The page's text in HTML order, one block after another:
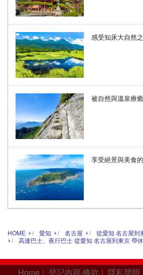
感受知床大自然
被自然與溫泉療
享受絕景與美食
HOME 愛知 名古屋
從愛知 名古屋到
高速巴士、夜行巴士 從愛知 名古屋到東京 帶
Home | 登記內容‧條款 | 隱私聲明